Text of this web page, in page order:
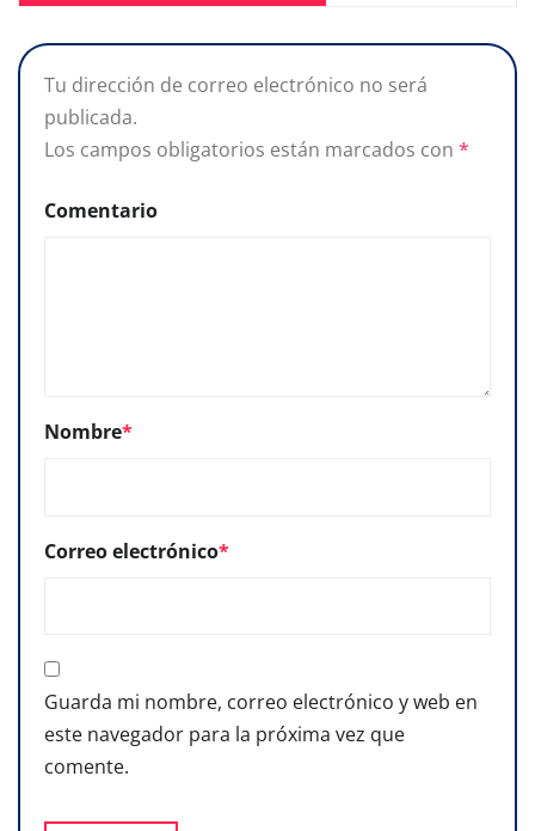
Tu dirección de correo electrónico no será
publicada.
Los campos obligatorios están marcados con *
Comentario
Nombre*
Correo electrónico*
Guarda mi nombre, correo electrónico y web en
este navegador para la próxima vez que
comente.